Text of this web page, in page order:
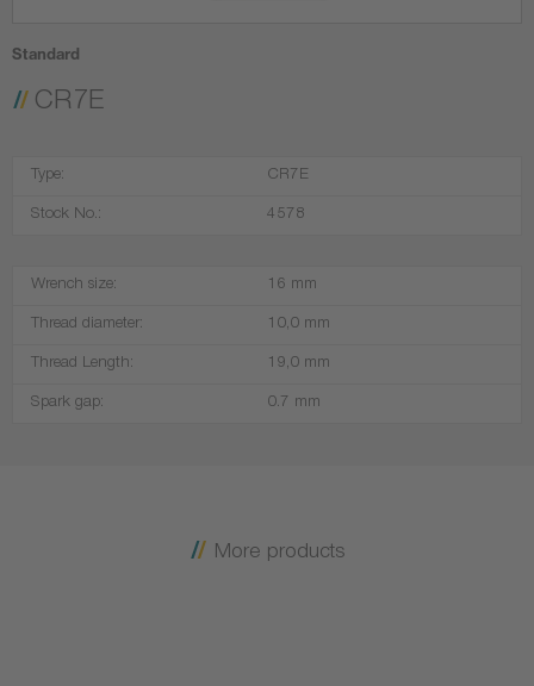
Standard
CR7E
Type: CR7E
Stock No.: 4578
Wrench size: 16 mm
Thread diameter: 10,0 mm
Thread Length: 19,0 mm
Spark gap: 0.7 mm
More products